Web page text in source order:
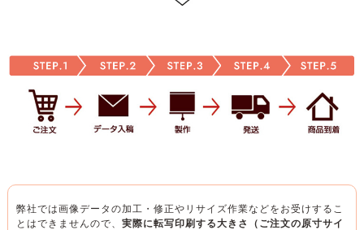
弊社では画像データの加工・修正やリサイズ作業などをお受けするこ
とはできませんので、実際に転写印刷する大きさ（ご注文の原寸サイ